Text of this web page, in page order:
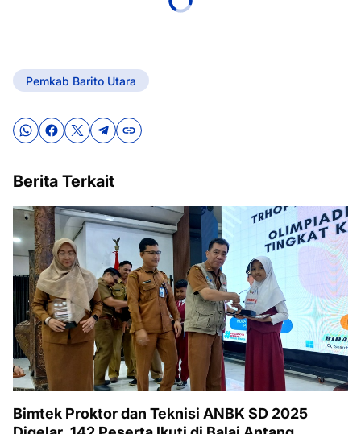
Pemkab Barito Utara
Berita Terkait
Bimtek Proktor dan Teknisi ANBK SD 2025